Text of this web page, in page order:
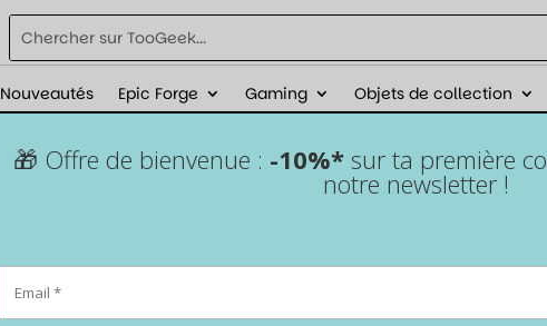
Nouveautés Epic Forge Gaming Objets de collection
Epic Forge
🎁 Offre de bienvenue : -10%* sur ta première
notre newsletter !